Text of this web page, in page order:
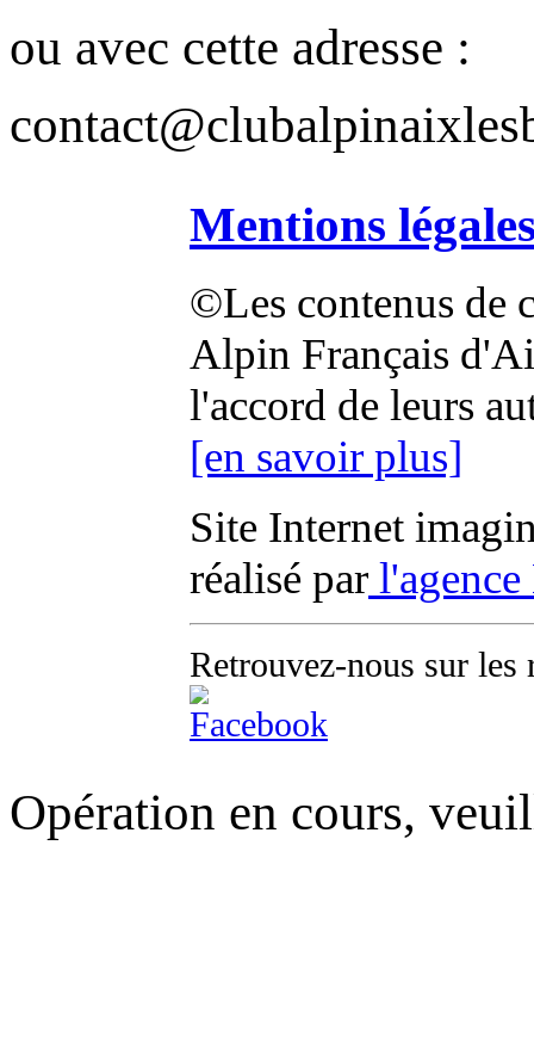
ou avec cette adresse :
Mentions
©Les contenus de
Alpin Français
l'accord de leurs
[en savoir plus]
Site Internet
réalisé par
Retrouvez-nous sur les
Opération en cours,